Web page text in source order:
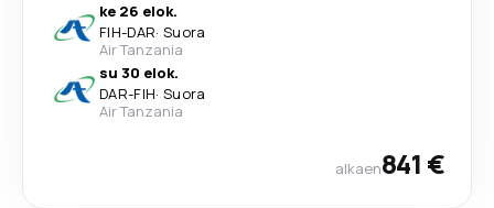
ke 26 elok.
FIH-DAR· Suora
Air Tanzania
su 30 elok.
DAR-FIH· Suora
Air Tanzania
alkaen841 €